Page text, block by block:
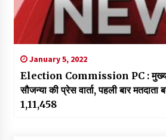
January 5, 2022
Election Commission PC : मुख्य
सौजन्या की प्रेस वार्ता, पहली बार
1,11,458